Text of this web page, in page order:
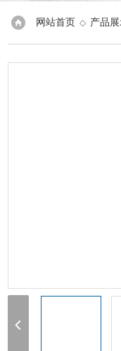
网站首页 ◇ 产品
厂家> 50L/80L/100L/150L温